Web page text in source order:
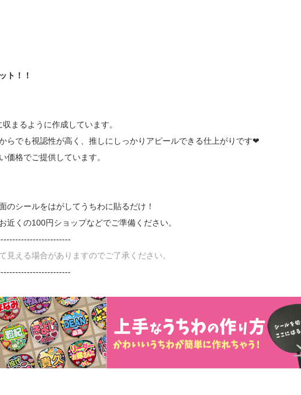
ト！！
まるように作成しています。
らでも視認性が高く、推しにしっかりアピールできる仕上がりです❤
価格でご提供しています。
のシールをはがしてうちわに貼るだけ！
近くの100円ショップなどでご準備ください。
える場合がありますのでご了承ください。